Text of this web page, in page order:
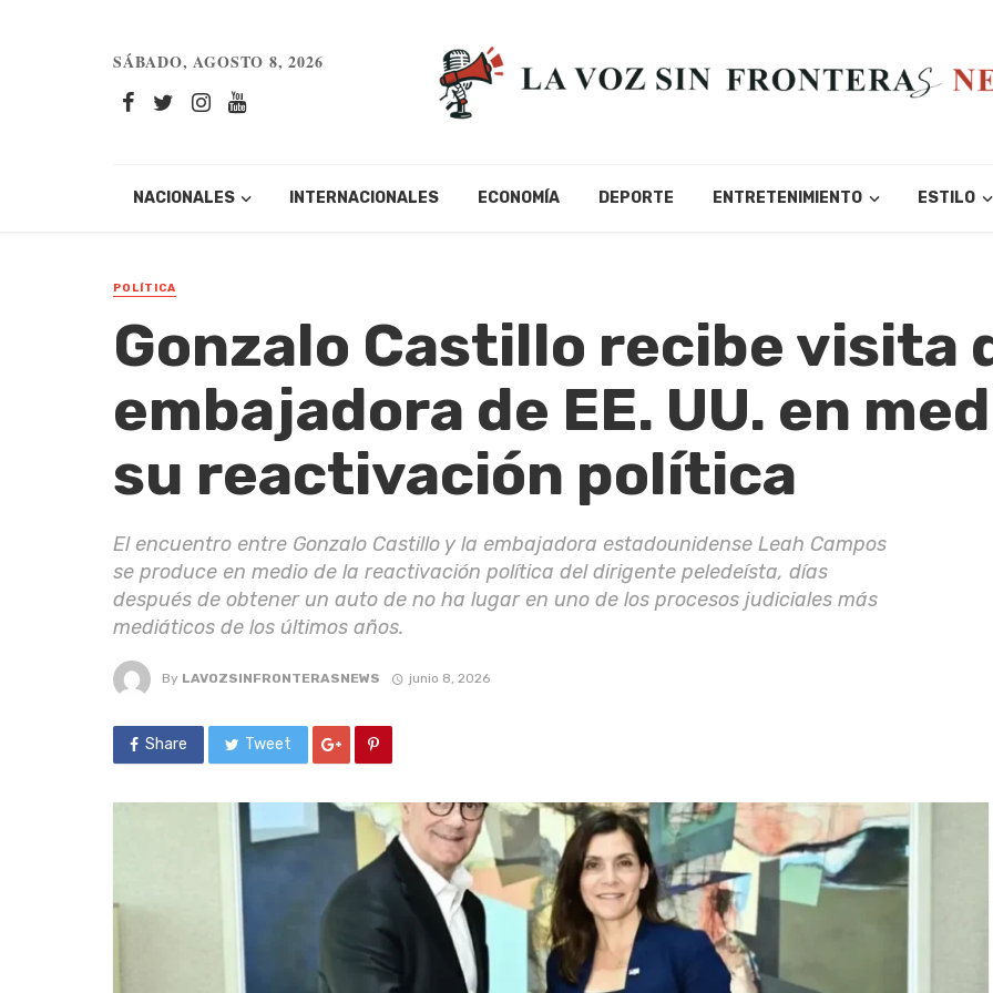
SÁBADO, AGOSTO 8, 2026
NACIONALES INTERNACIONALES ECONOMÍA DEPORTE ENTRETENIMIENTO ESTILO
POLÍTICA
Gonzalo Castillo recibe visita
embajadora de EE. UU. en
su reactivación política
El encuentro entre Gonzalo Castillo y la embajadora estadounidense Leah Campos
se produce en medio de la reactivación política del dirigente peledeísta, días
después de obtener un auto de no ha lugar en uno de los procesos judiciales más
mediáticos de los últimos años.
By LAVOZSINFRONTERASNEWS junio 8, 2026
Share Tweet